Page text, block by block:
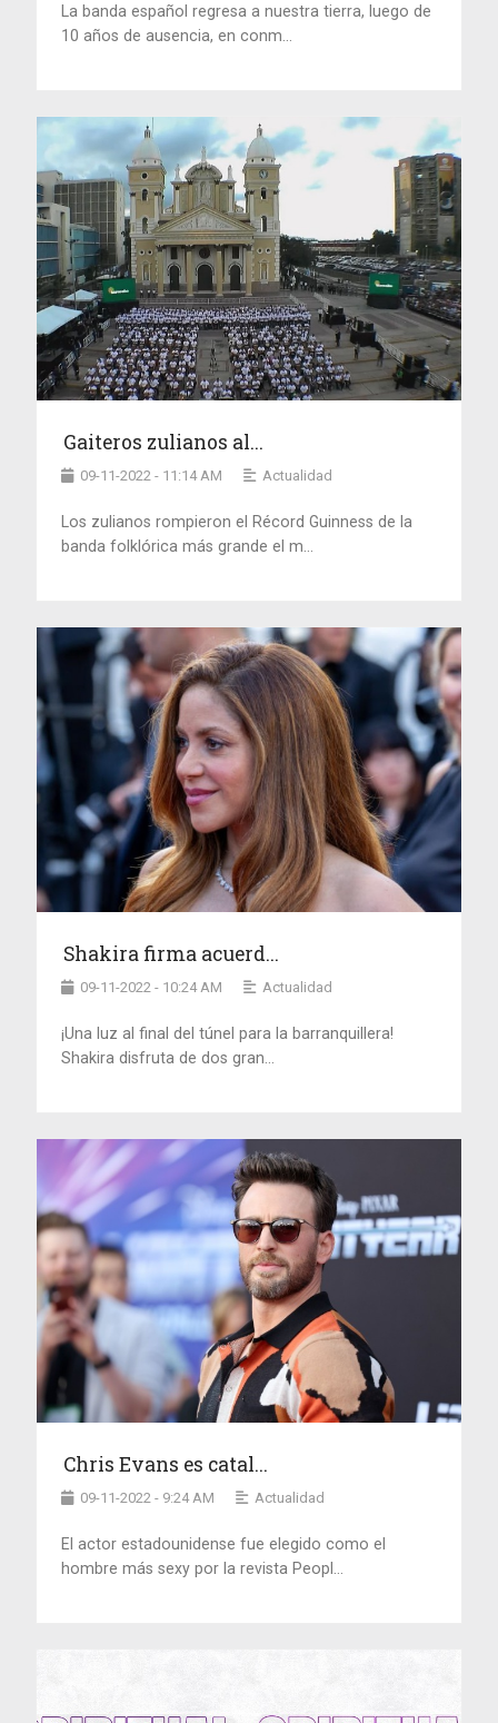
La banda español regresa a nuestra tierra, luego de
10 años de ausencia, en conm...
Gaiteros zulianos al...
09-11-2022 - 11:14 AM Actualidad
Los zulianos rompieron el Récord Guinness de la
banda folklórica más grande el m...
Shakira firma acuerd...
09-11-2022 - 10:24 AM Actualidad
¡Una luz al final del túnel para la barranquillera!
Shakira disfruta de dos gran...
Chris Evans es catal...
09-11-2022 - 9:24 AM Actualidad
El actor estadounidense fue elegido como el
hombre más sexy por la revista Peopl...